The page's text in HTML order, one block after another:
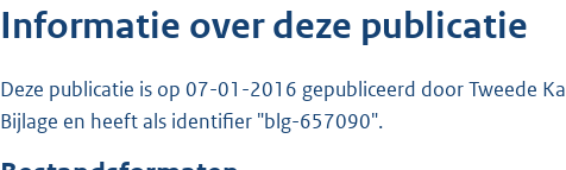
r
Informatie over deze publicatie
Deze publicatie is op 07-01-2016 gepubliceerd door Tweede
Bijlage en heeft als identifier "blg-657090".